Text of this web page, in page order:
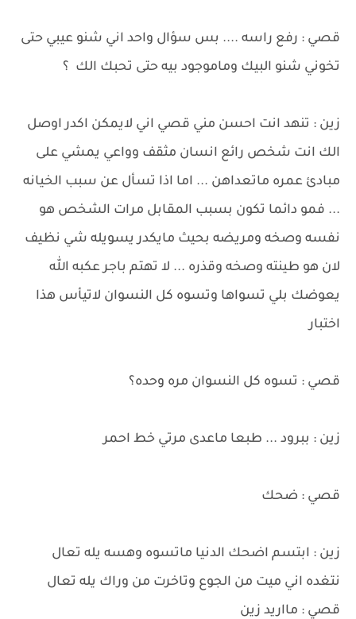
قصي : رفع راسه .... بس سؤال واحد اني شنو عيبي حتى
تخوني شنو البيك وماموجود بيه حتى تحبك الك ؟
زين : تنهد انت احسن مني قصي اني لايمكن اكدر اوصل
الك انت شخص رائع انسان مثقف وواعي يمشي على
مبادئ عمره ماتعداهن ... اما اذا تسأل عن سبب الخيانه
... فمو دائما تكون بسبب المقابل مرات الشخص هو
نفسه وصخه ومريضه بحيث مايكدر يسويله شي نظيف
لان هو طينته وصخه وقذره ... لا تهتم باجر عكبه الله
يعوضك بلي تسواها وتسوه كل النسوان لاتيأس هذا
اختبار
قصي : تسوه كل النسوان مره وحده؟
زين : ببرود ... طبعا ماعدى مرتي خط احمر
قصي : ضحك
زين : ابتسم اضحك الدنيا ماتسوه وهسه يله تعال
نتغده اني ميت من الجوع وتاخرت من وراك يله تعال
قصي : مااريد زين